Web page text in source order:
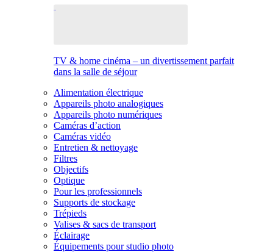
TV & home cinéma – un divertissement parfait
dans la salle de séjour
Alimentation électrique
Appareils photo analogiques
Appareils photo numériques
Caméras d’action
Caméras vidéo
Entretien & nettoyage
Filtres
Objectifs
Optique
Pour les professionnels
Supports de stockage
Trépieds
Valises & sacs de transport
Éclairage
Équipements pour studio photo